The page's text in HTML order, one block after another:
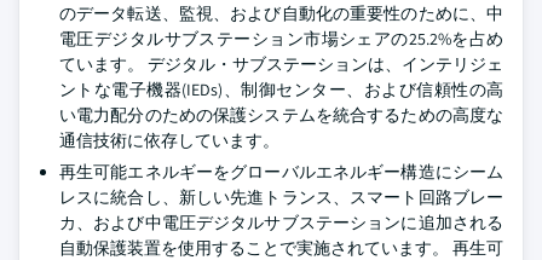
のデータ転送、監視、および自動化の重要性のために、中
電圧デジタルサブステーション市場シェアの25.2%を占め
ています。 デジタル・サブステーションは、インテリジェ
ントな電子機器(IEDs)、制御センター、および信頼性の高
い電力配分のための保護システムを統合するための高度な
通信技術に依存しています。
再生可能エネルギーをグローバルエネルギー構造にシーム
レスに統合し、新しい先進トランス、スマート回路ブレー
カ、および中電圧デジタルサブステーションに追加される
自動保護装置を使用することで実施されています。 再生可